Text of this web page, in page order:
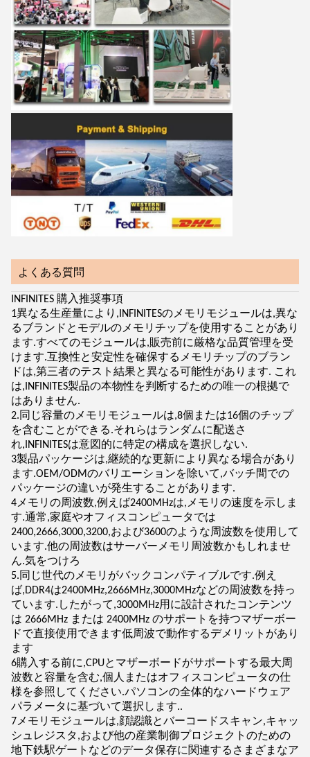
よくある質問
INFINITES 購入推奨事項
1異なる生産量により,INFINITESのメモリモジュールは,異な
るブランドとモデルのメモリチップを使用することがあり
ます.すべてのモジュールは,販売前に厳格な品質管理を受
けます.互換性と安定性を確保するメモリチップのブラン
ドは,第三者のテスト結果と異なる可能性があります. これ
は,INFINITES製品の本物性を判断するための唯一の根拠で
はありません.
2.同じ容量のメモリモジュールは,8個または16個のチップ
を含むことができる.それらはランダムに配送さ
れ,INFINITESは意図的に特定の構成を選択しない.
3製品パッケージは,継続的な更新により異なる場合があり
ます.OEM/ODMのバリエーションを除いて,バッチ間での
パッケージの違いが発生することがあります.
4メモリの周波数,例えば2400MHzは,メモリの速度を示しま
す.通常,家庭やオフィスコンピュータでは
2400,2666,3000,3200,および3600のような周波数を使用して
います.他の周波数はサーバーメモリ周波数かもしれませ
ん.気をつけろ
5.同じ世代のメモリがバックコンパティブルです.例え
ば,DDR4は2400MHz,2666MHz,3000MHzなどの周波数を持っ
ています.したがって,3000MHz用に設計されたコンテンツ
は 2666MHz または 2400MHz のサポートを持つマザーボー
ドで直接使用できます低周波で動作するデメリットがあり
ます
6購入する前に,CPUとマザーボードがサポートする最大周
波数と容量を含む,個人またはオフィスコンピュータの仕
様を参照してください.パソコンの全体的なハードウェア
パラメータに基づいて選択します..
7メモリモジュールは,顔認識とバーコードスキャン,キャッ
シュレジスタ,および他の産業制御プロジェクトのための
地下鉄駅ゲートなどのデータ保存に関連するさまざまなア